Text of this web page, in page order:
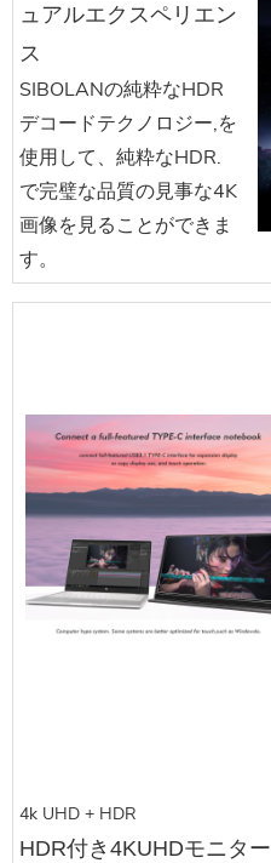
ュアルエクスペリエン
ス
SIBOLANの純粋なHDR
デコードテクノロジー,を
使用して、純粋なHDR.
で完璧な品質の見事な4K
画像を見ることができま
す。
4k UHD + HDR
HDR付き4KUHDモニター